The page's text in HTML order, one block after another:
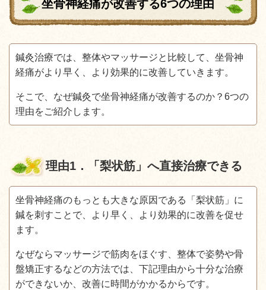
坐骨神経痛が改善する6つの理由
鍼灸治療では、整体やマッサージと比較して、坐骨神
経痛がより早く、より効果的に改善していきます。
そこで、なぜ鍼灸で坐骨神経痛が改善するのか？6つの
理由をご紹介します。
理由1 ．「梨状筋」へ直接治療できる
坐骨神経痛のもっとも大きな原因である「梨状筋」に
鍼を刺すことで、より早く、より効果的に改善を促せ
ます。
なぜならマッサージで筋肉をほぐす、整体で姿勢や骨
盤矯正するなどの方法では、下記理由から十分な治療
ができないか、改善に時間がかかるからです。